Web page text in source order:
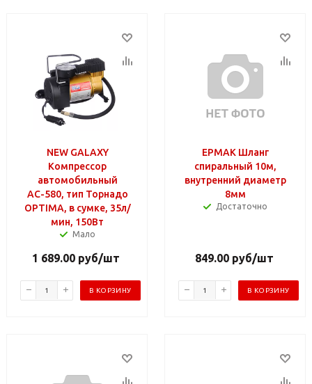
NEW GALAXY
Компрессор
автомобильный
АС-580, тип Торнадо
ОPTIMA, в сумке, 35л/
мин, 150Вт
Мало
1 689.00 руб/шт
В КОРЗИНУ
ЕРМАК Шланг
спиральный 10м,
внутренний диаметр
8мм
Достаточно
849.00руб/шт
В КОРЗИНУ